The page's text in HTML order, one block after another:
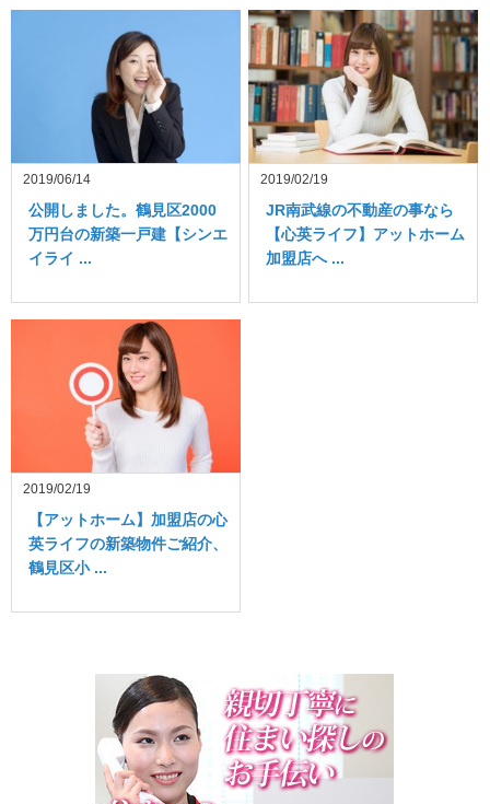
2019/06/14
公開しました。鶴見区2000
万円台の新築一戸建【シンエ
イライ ...
2019/02/19
JR南武線の不動産の事なら
【心英ライフ】アットホーム
加盟店へ ...
2019/02/19
【アットホーム】加盟店の心
英ライフの新築物件ご紹介、
鶴見区小 ...